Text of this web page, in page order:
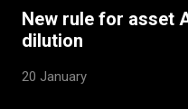
following, currently the
1/100, if we say that
the pool, it would be
New rule for asset
dilution
20 January